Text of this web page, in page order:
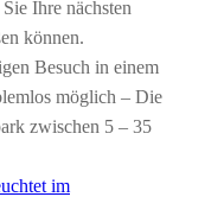
Ihre nächsten
können.
Besuch in einem
möglich – Die
zwischen 5 – 35